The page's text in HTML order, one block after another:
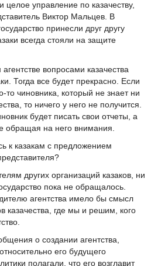
управление по казачеству,
Виктор Мальцев. В
принесли друг другу
всегда стояли на защите
вопросами казачества
Тогда все будет прекрасно. Если
то чиновника, который не знает ни
то ничего у него не получится.
будет писать свои отчеты, а
обращая на него внимания.
к казакам с предложением
других организаций казаков, ни
пока не обращалось.
агентства имело бы смысл
казачества, где мы и решим, кого
о создании агентства,
его будущего
полагали, что его возглавит